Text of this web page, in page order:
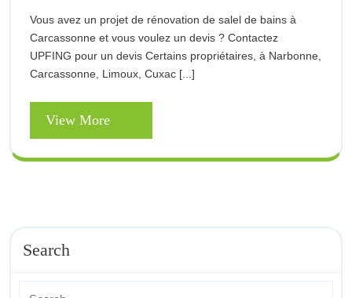
DE
BAINS
DE
BAINS
à
Vous avez un projet de rénovation de salel de bains à
Carcassonne et vous voulez un devis ? Contactez
UPFING pour un devis Certains propriétaires, à Narbonne,
Carcassonne, Limoux, Cuxac [...]
View More
More
Search